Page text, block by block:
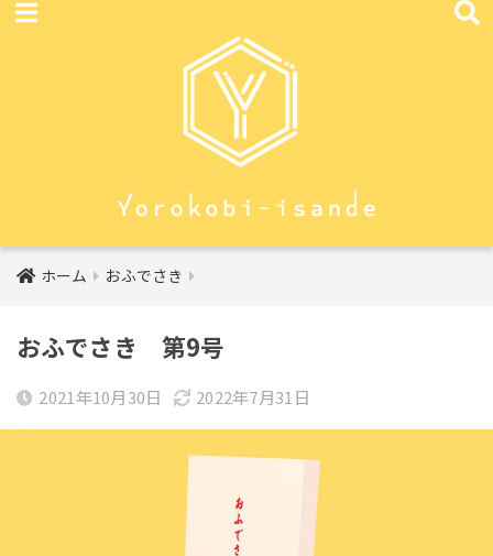
ホーム おふでさき
おふでさき 第9号
2021年10月30日 2022年7月31日